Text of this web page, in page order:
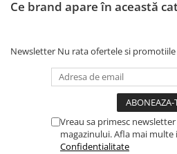
Ce brand apare în această
Newsletter Nu rata ofertele si
Vreau sa primesc
magazinului. Afla mai multe
Confidentialitate